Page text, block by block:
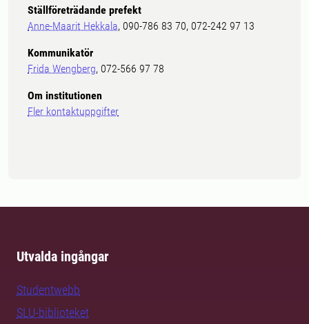
Ställföreträdande prefekt
Anne-Maarit Hekkala, 090-786 83 70, 072-242 97 13
Kommunikatör
Frida Wengberg, 072-566 97 78
Om institutionen
Fler kontaktuppgifter
Utvalda ingångar
Studentwebb
SLU-biblioteket